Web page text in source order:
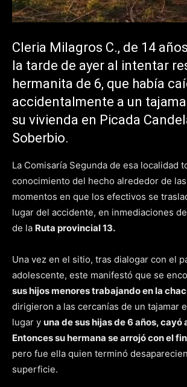
Cleria Milagros C., de 14
la tarde de ayer al intentar
hermanita de 6, que había
accidentalmente a un
su vivienda en Picada
Soberbio.
La Comisaría Segunda de esa localidad
conocimiento del hecho alrededor de
momentos en que los efectivos se
lugar del accidente, en inmediaciones
de la Ruta provincial 13.
Una vez en el sitio, tras dialogar con el
adolescente, este manifestó que se
sus hijos menores trabajando en la
dirigieron a las cercanías de un tajamar
lugar y una de sus hijas de 6 años, cayó
Entonces su hermana se arrojó con el
pero fue ella quien terminó
superficie.